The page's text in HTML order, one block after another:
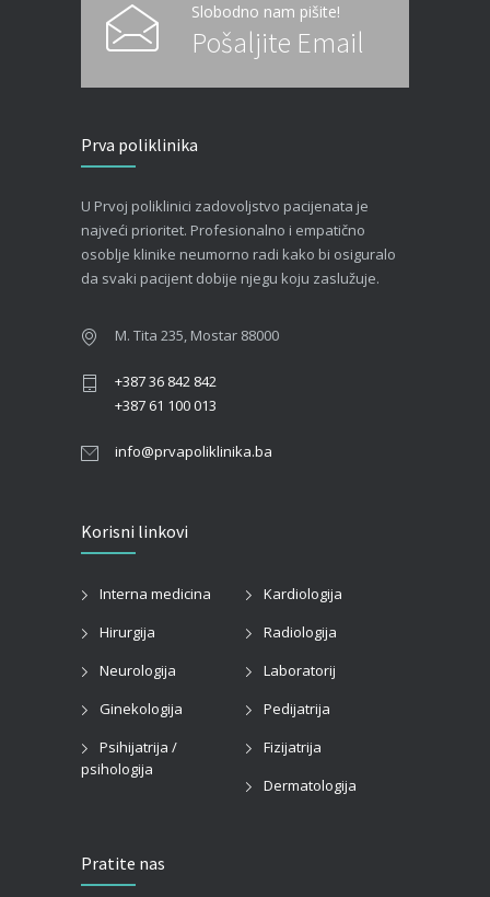
Slobodno nam pišite!
Pošaljite Email
Prva poliklinika
U Prvoj poliklinici zadovoljstvo pacijenata je
najveći prioritet. Profesionalno i empatično
osoblje klinike neumorno radi kako bi osiguralo
da svaki pacijent dobije njegu koju zaslužuje.
M. Tita 235, Mostar 88000
+387 36 842 842
+387 61 100 013
info@prvapoliklinika.ba
Korisni linkovi
Interna medicina
Kardiologija
Hirurgija
Radiologija
Neurologija
Laboratorij
Ginekologija
Pedijatrija
Psihijatrija /
psihologija
Fizijatrija
Dermatologija
Pratite nas